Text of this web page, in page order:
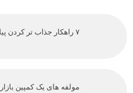
۷ راهکار جذاب تر کردن پیامک های تبلیغاتی
مولفه های یک کمپین